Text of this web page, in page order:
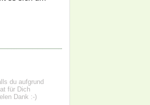
du aufgrund
für Dich
Dank :-)